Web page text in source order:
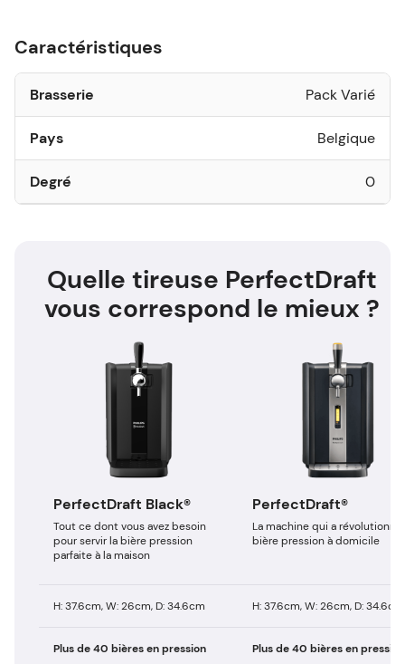
Caractéristiques
Brasserie Pack Varié
Pays Belgique
Degré 0
Quelle tireuse PerfectDraft
vous correspond le mieux ?
PerfectDraft Black®
Tout ce dont vous avez besoin
pour servir la bière pression
parfaite à la maison
PerfectDraft®
La machine qui a révolutionné
bière pression à domicile
H: 37.6cm, W: 26cm, D: 34.6cm H: 37.6cm, W: 26cm, D: 34.6cm
Plus de 40 bières en pression Plus de 40 bières en pression